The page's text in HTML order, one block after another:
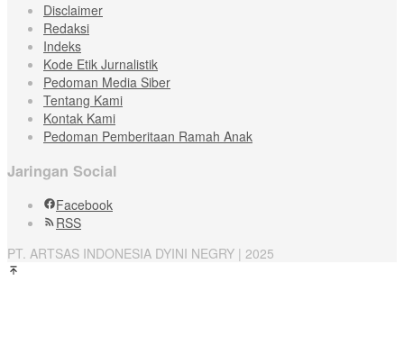
Disclaimer
Redaksi
Indeks
Kode Etik Jurnalistik
Pedoman Media Siber
Tentang Kami
Kontak Kami
Pedoman Pemberitaan Ramah Anak
Jaringan Social
Facebook
RSS
PT. ARTSAS INDONESIA DYINI NEGRY | 2025